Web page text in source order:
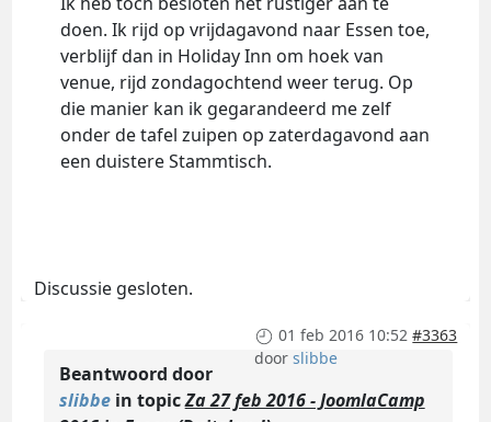
doen. Ik rijd op vrijdagavond naar Essen toe,
verblijf dan in Holiday Inn om hoek van
venue, rijd zondagochtend weer terug. Op
die manier kan ik gegarandeerd me zelf
onder de tafel zuipen op zaterdagavond aan
een duistere Stammtisch.
Discussie gesloten.
01 feb 2016 10:52 #3363
doorslibbe
Beantwoord door
slibbein topicZa 27 feb 2016 - JoomlaCamp